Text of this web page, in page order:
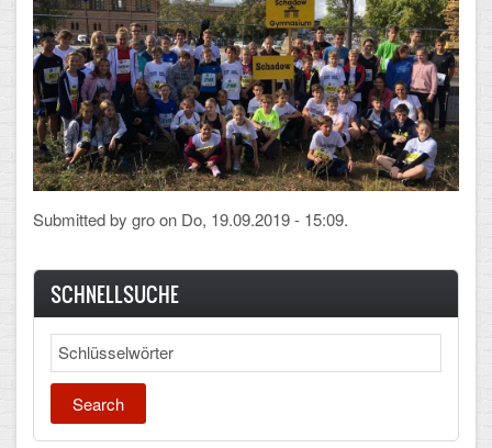
Elternchor
Förderverein
Ehemalige
Schulzeitung: Der Gottfried
Ethik, Philosophie und Religion
Gesellschaftswissenschaften
Mathematik, Informatik und Naturwissenschaften
Musische Fächer
Submitted by groon Do, 19.09.2019 - 15:09.
SCHNELLSUCHE
Search